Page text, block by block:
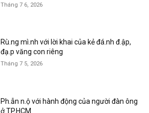
Tháng 7 6, 2026
Rù.ng mì.nh với lời khai của kẻ đá.nh đ.ập,
đạ.p văng con riêng
Tháng 7 5, 2026
Ph.ẫn n.ộ với hành động của người đàn ông
ở TP.HCM